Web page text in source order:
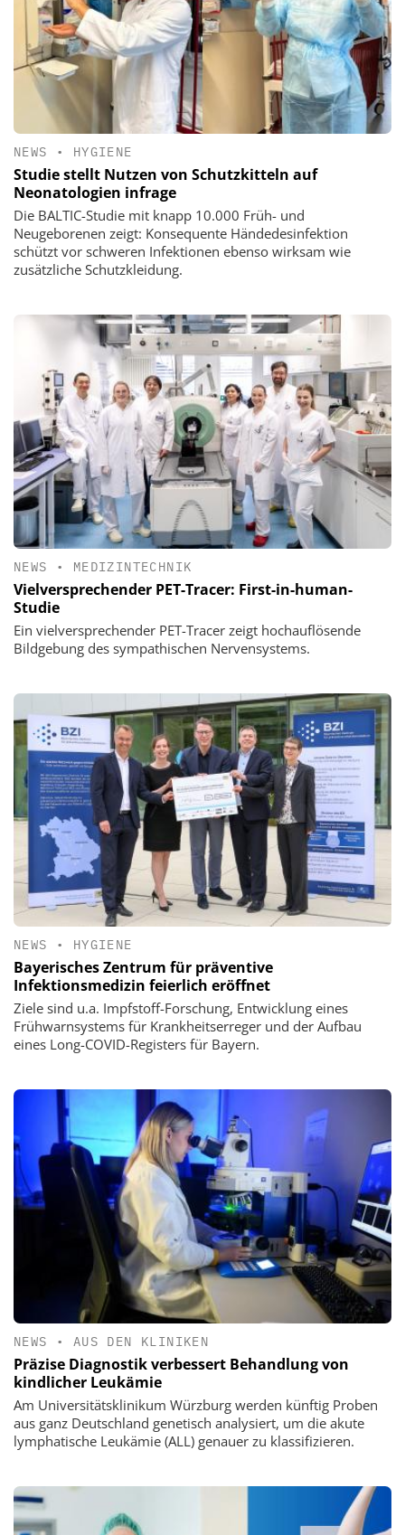
NEWS • HYGIENE
Studie stellt Nutzen von Schutzkitteln auf
Neonatologien infrage
Die BALTIC-Studie mit knapp 10.000 Früh- und
Neugeborenen zeigt: Konsequente Händedesinfektion
schützt vor schweren Infektionen ebenso wirksam wie
zusätzliche Schutzkleidung.
NEWS • MEDIZINTECHNIK
Vielversprechender PET-Tracer: First-in-human-
Studie
Ein vielversprechender PET-Tracer zeigt hochauflösende
Bildgebung des sympathischen Nervensystems.
NEWS • HYGIENE
Bayerisches Zentrum für präventive
Infektionsmedizin feierlich eröffnet
Ziele sind u.a. Impfstoff-Forschung, Entwicklung eines
Frühwarnsystems für Krankheitserreger und der Aufbau
eines Long-COVID-Registers für Bayern.
NEWS • AUS DEN KLINIKEN
Präzise Diagnostik verbessert Behandlung von
kindlicher Leukämie
Am Universitätsklinikum Würzburg werden künftig Proben
aus ganz Deutschland genetisch analysiert, um die akute
lymphatische Leukämie (ALL) genauer zu klassifizieren.